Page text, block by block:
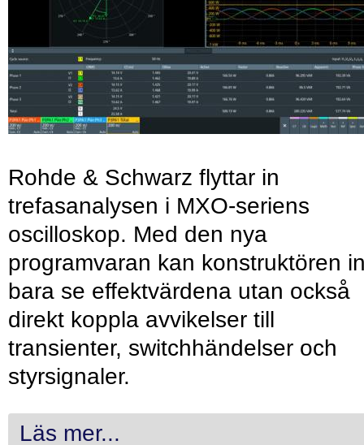
Rohde & Schwarz flyttar in
trefasanalysen i MXO-seriens
oscilloskop. Med den nya
programvaran kan konstruktören
bara se effektvärdena utan också
direkt koppla avvikelser till
transienter, switchhändelser och
styrsignaler.
Läs mer...